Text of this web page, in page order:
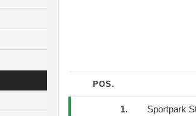
POS.
1. Sportpark